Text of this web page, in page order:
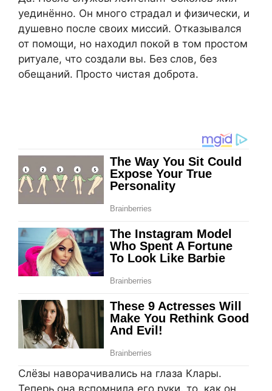
уединённо. Он много страдал и физически, и
душевно после своих миссий. Отказывался
от помощи, но находил покой в том простом
ритуале, что создали вы. Без слов, без
обещаний. Просто чистая доброта.
Слёзы наворачивались на глаза Клары.